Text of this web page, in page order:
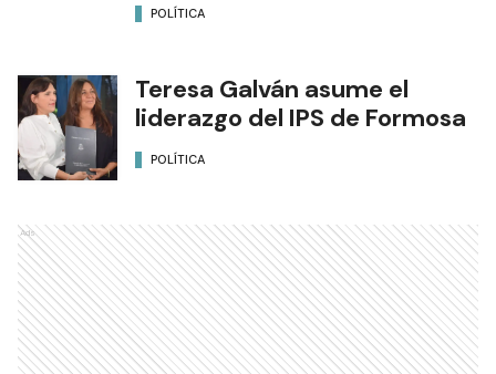
POLÍTICA
Teresa Galván asume el
liderazgo del IPS de Formosa
POLÍTICA
Ads